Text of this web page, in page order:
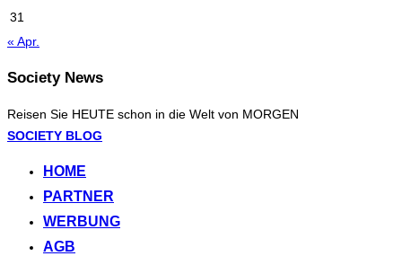
31
« Apr.
Society News
Reisen Sie HEUTE schon in die Welt von MORGEN
Zum
springen
SOCIETY BLOG
HOME
PARTNER
WERBUNG
AGB